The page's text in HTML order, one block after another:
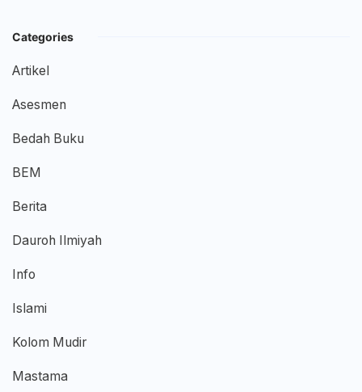
Categories
Artikel
Asesmen
Bedah Buku
BEM
Berita
Dauroh Ilmiyah
Info
Islami
Kolom Mudir
Mastama